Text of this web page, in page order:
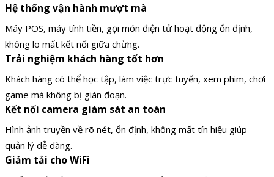
Hệ thống vận hành mượt mà
Máy POS, máy tính tiền, gọi món điện tử hoạt động ổn định,
không lo mất kết nối giữa chừng.
Trải nghiệm khách hàng tốt hơn
Khách hàng có thể học tập, làm việc trực tuyến, xem phim, chơi
game mà không bị gián đoạn.
Kết nối camera giám sát an toàn
Hình ảnh truyền về rõ nét, ổn định, không mất tín hiệu giúp
quản lý dễ dàng.
Giảm tải cho WiFi